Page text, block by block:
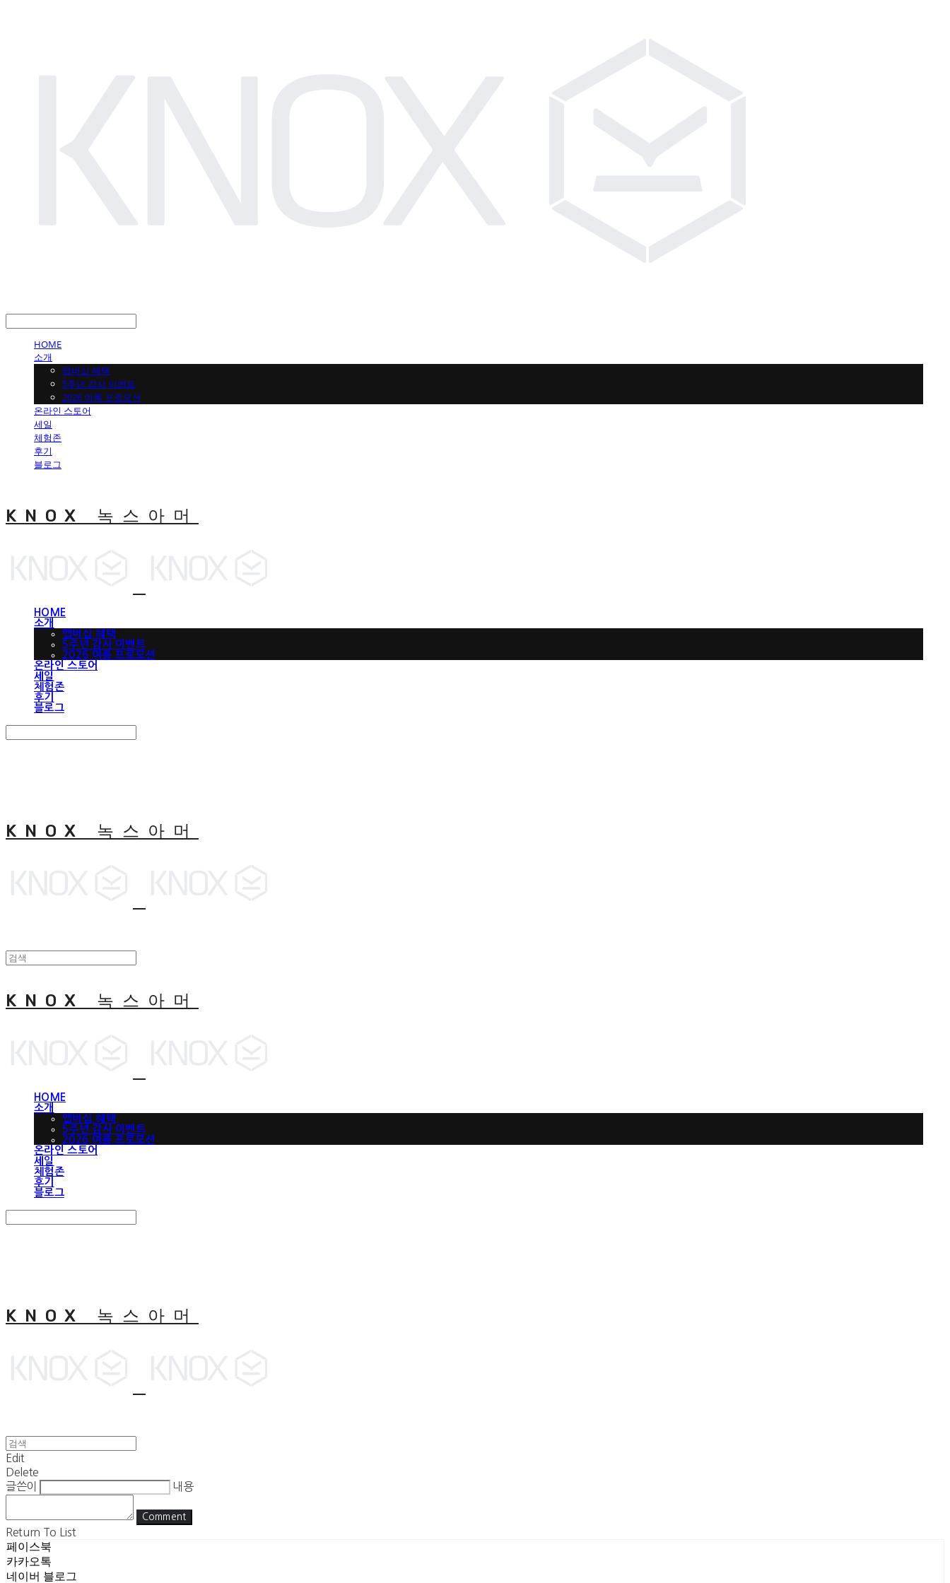
HOME
소개
맵버십 혜택
5주년 감사 이벤트
2026 여름 프로모션
온라인 스토어
세일
체험존
후기
블로그
KNOX 녹스아머
HOME
소개
맵버십 혜택
5주년 감사 이벤트
2026 여름 프로모션
온라인 스토어
세일
체험존
후기
블로그
KNOX 녹스아머
KNOX 녹스아머
HOME
소개
맵버십 혜택
5주년 감사 이벤트
2026 여름 프로모션
온라인 스토어
세일
체험존
후기
블로그
KNOX 녹스아머
Edit
Delete
글쓴이
내용
Comment
Return To List
페이스북
카카오톡
네이버 블로그